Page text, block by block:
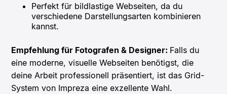
Perfekt für bildlastige Webseiten, da du
verschiedene Darstellungsarten kombinieren
kannst.
Empfehlung für Fotografen & Designer: Falls du
eine moderne, visuelle Webseiten benötigst, die
deine Arbeit professionell präsentiert, ist das Grid-
System von Impreza eine exzellente Wahl.